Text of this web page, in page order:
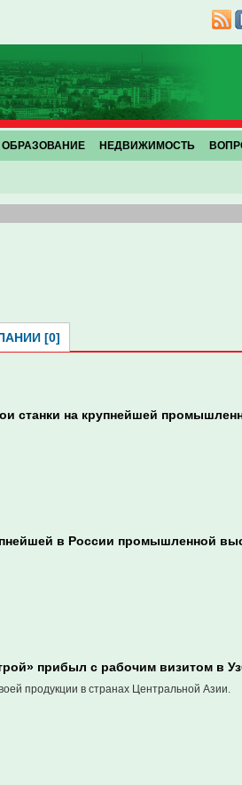
ОБРАЗОВАНИЕ НЕДВИЖИМОСТЬ
[0]
станки на крупнейшей
в России промышленной
прибыл с рабочим визитом в
продукции в странах Центральной Азии.